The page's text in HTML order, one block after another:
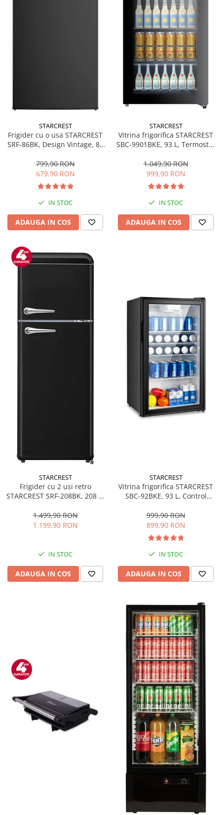
Accesorii aparate climatizare
Aeroterme
Aparate de spalat cu presiune
Climatizare
Purificatoare
Ingrijire personala
Aparate & Accesorii ingrijire
personala
Obiecte sanitare
Accesorii
STARCREST
Frigider cu o usa STARCREST
SRF-86BK, Design Vintage, 85
interioara, H 84 cm, Negru
799,90 RON
679,90 RON
IN STOC
ADAUGA IN COS
STARCREST
Vitrina frigorifica STARCREST
SBC-9901BKE, 93 L, Termostat
sticla, H 84.5 cm, Negru
1.049,90 RON
999,90 RON
IN STOC
ADAUGA IN COS
STARCREST
Frigider cu 2 usi retro
STARCREST SRF-208BK, 208 L,
Iluminare LED, Termostat
Reglabil, H 147 cm, Negru
1.499,90 RON
1.199,90 RON
IN STOC
ADAUGA IN COS
STARCREST
Vitrina frigorifica STARCREST
SBC-92BKE, 93 L, Control
83.2 cm, Negru
999,90 RON
899,90 RON
IN STOC
ADAUGA IN COS